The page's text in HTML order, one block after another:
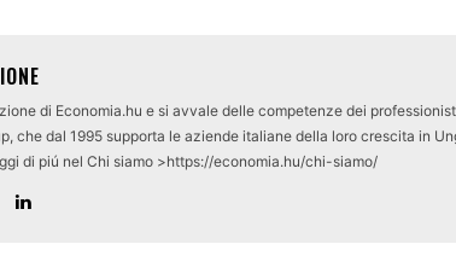
di Economia.hu e si avvale delle competenze dei
che dal 1995 supporta le aziende italiane della loro crescita in
di piú nel Chi siamo >https://economia.hu/chi-siamo/